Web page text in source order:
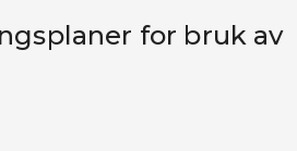
for bruk av